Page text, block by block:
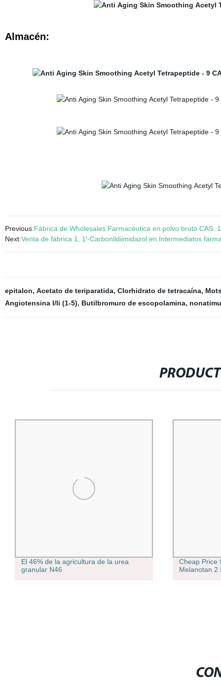
Almacén:
Previous:Fábrica de Wholesales Farmacéutica en polvo bruto CAS.
Next:Venta de fábrica 1, 1′-Carbonildiimidazol en Intermediatos
epitalon, Acetato de teriparatida, Clorhidrato de tetracaína,
Angiotensina I/Ii (1-5), Butilbromuro de escopolamina,
El 46% de la agricultura de la urea
granular N46
Cheap Price
Melanotan 2